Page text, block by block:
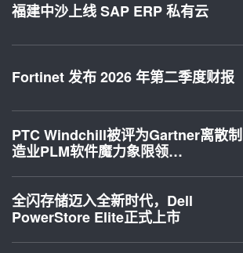
福建中沙上线 SAP ERP 私有云
Fortinet 发布 2026 年第二季度财报
PTC Windchill被评为Gartner离散制
造业PLM软件魔力象限领…
全闪存储迈入全新时代，Dell
PowerStore Elite正式上市